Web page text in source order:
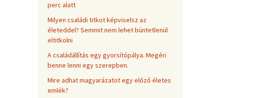
perc alatt
Milyen családi titkot képviselsz az
életeddel? Semmit nem lehet büntetlenül
eltitkolni
A családállítás egy gyorsítópálya. Megéri
benne lenni egy szerepben.
Mire adhat magyarázatot egy előző életes
emlék?